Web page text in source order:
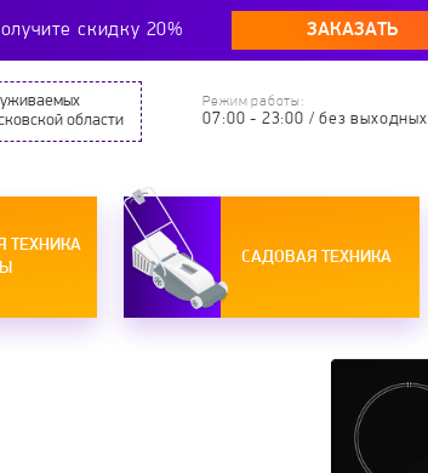
скидку 20% ЗАКАЗАТЬ
области
Режим работы:
07:00 - 23:00 / без выходных
ТЕХНИКА
САДОВАЯ ТЕХНИКА